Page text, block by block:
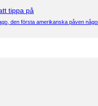
tippa på
den första amerikanska påven